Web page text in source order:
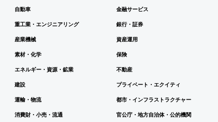
自動車
重工業・エンジニアリング
産業機械
素材・化学
エネルギー・資源・鉱業
建設
運輸・物流
消費財・小売・流通
金融サービス
銀行・証券
資産運用
保険
不動産
プライベート・エクイティ
都市・インフラストラクチャー
官公庁・地方自治体・公的機関